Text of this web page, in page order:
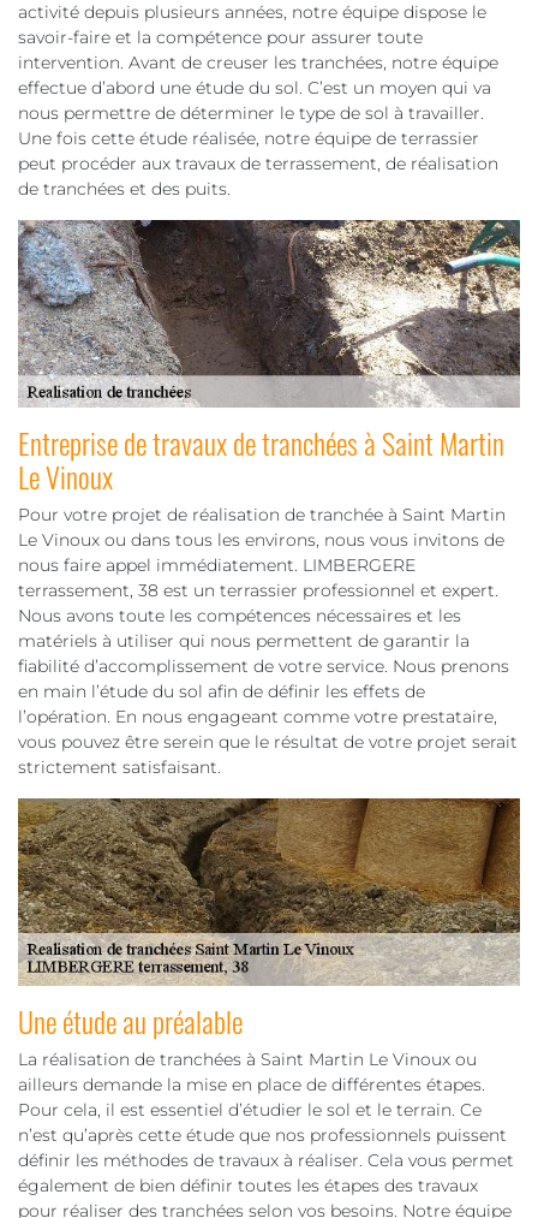
activité depuis plusieurs années, notre équipe dispose le
savoir-faire et la compétence pour assurer toute
intervention. Avant de creuser les tranchées, notre équipe
effectue d’abord une étude du sol. C’est un moyen qui va
nous permettre de déterminer le type de sol à travailler.
Une fois cette étude réalisée, notre équipe de terrassier
peut procéder aux travaux de terrassement, de réalisation
de tranchées et des puits.
Entreprise de travaux de tranchées à Saint Martin
Le Vinoux
Pour votre projet de réalisation de tranchée à Saint Martin
Le Vinoux ou dans tous les environs, nous vous invitons de
nous faire appel immédiatement. LIMBERGERE
terrassement, 38 est un terrassier professionnel et expert.
Nous avons toute les compétences nécessaires et les
matériels à utiliser qui nous permettent de garantir la
fiabilité d’accomplissement de votre service. Nous prenons
en main l’étude du sol afin de définir les effets de
l’opération. En nous engageant comme votre prestataire,
vous pouvez être serein que le résultat de votre projet serait
strictement satisfaisant.
Une étude au préalable
La réalisation de tranchées à Saint Martin Le Vinoux ou
ailleurs demande la mise en place de différentes étapes.
Pour cela, il est essentiel d’étudier le sol et le terrain. Ce
n’est qu’après cette étude que nos professionnels puissent
définir les méthodes de travaux à réaliser. Cela vous permet
également de bien définir toutes les étapes des travaux
pour réaliser des tranchées selon vos besoins. Notre équipe